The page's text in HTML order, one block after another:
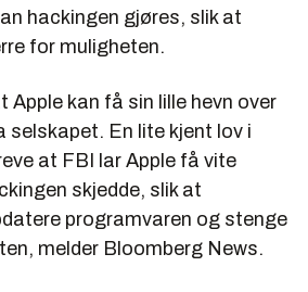
hackingen gjøres, slik at
for muligheten.
Apple kan få sin lille hevn over
selskapet. En lite kjent lov i
at FBI lar Apple få vite
skjedde, slik at
programvaren og stenge
melder Bloomberg News.